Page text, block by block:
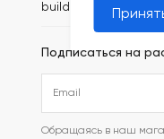
build@kronex-
Подписаться на
Обращаясь в наш